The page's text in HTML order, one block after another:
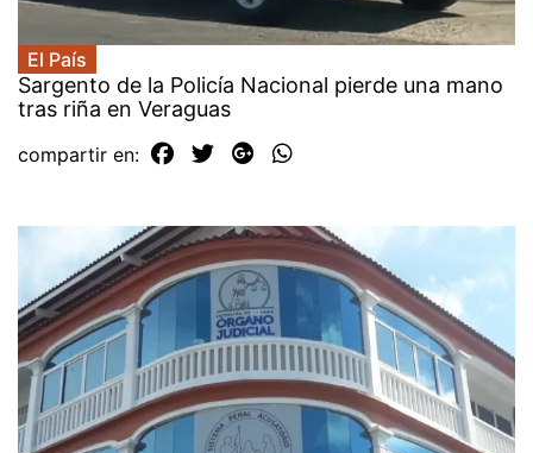
El País
Sargento de la Policía Nacional pierde una mano
tras riña en Veraguas
compartir en: